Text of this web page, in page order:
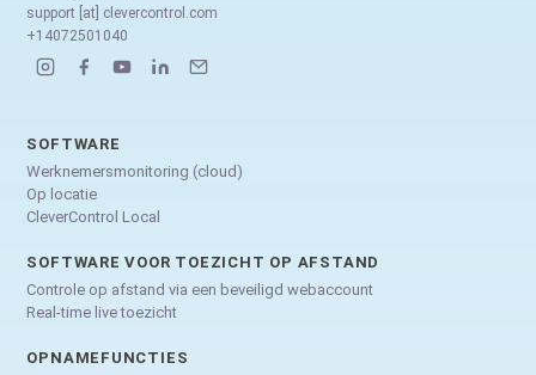
support [at] clevercontrol.com
+14072501040
SOFTWARE
Werknemersmonitoring (cloud)
Op locatie
CleverControl Local
SOFTWARE VOOR TOEZICHT OP AFSTAND
Controle op afstand via een beveiligd webaccount
Real-time live toezicht
OPNAMEFUNCTIES